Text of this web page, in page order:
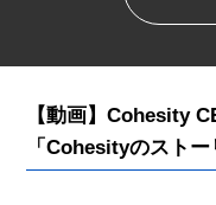
【動画】Cohesity
「Cohesityのストー